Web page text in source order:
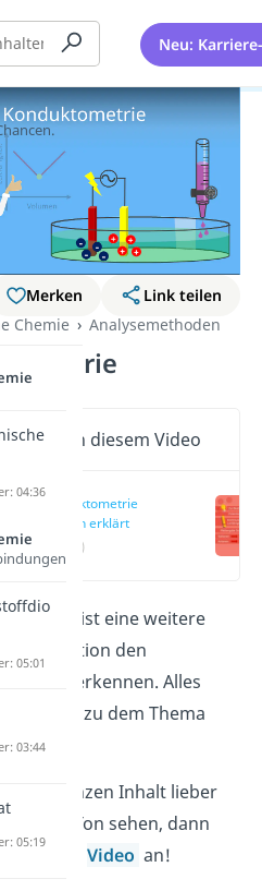
Neu:
Merken
Link teilen
Chemie
Analysemethoden
Inhalte in diesem Video
Konduktometrie
einfach erklärt
(00:10)
ist eine weitere
der Titration den
zu erkennen. Alles
zu dem Thema
Artikel.
den ganzen Inhalt lieber
Bild und Ton sehen, dann
unser Video an!
04:36
05:01
03:44
05:19